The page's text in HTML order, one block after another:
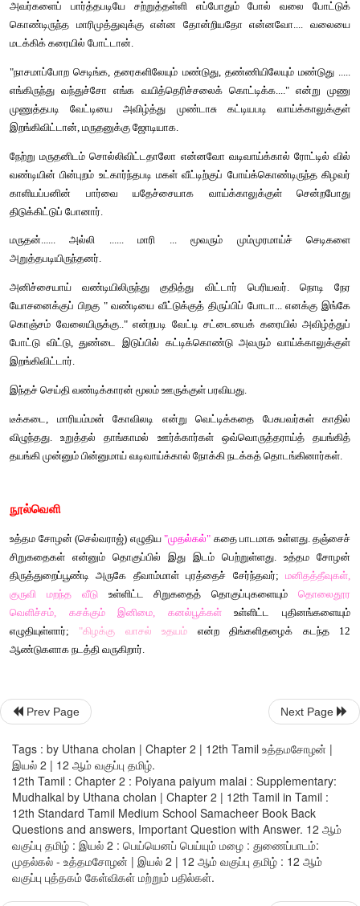
அத்தனை பேரும் அவன் சொன்னதை ஒப்புக்கொண்டார்கள்.
அதுவும் தள்ளிப்போட முடியாத அவசர வேலை.
மனமும் உடம்பும் சோர்ந்துபோய் வீடு திரும்பிய மருதனை
" என்னது. ஏன் என்னமோ மாதிரி இருக்கே மாமா. உடம்பு கிடம்பு
அவனது கழுத்து, முகமெல்லாம் தொட்டுப்பார்த்தாள்.
"ம்ஹூம்...... உடம்புக்கு ஒன்றுமில்லே ... மனசிலேதான் ஏதோ"
நொடிப்பொழுதில் புரிந்து கொண்ட அல்லி உள்ளே ஓடினாள்.
சுடுகஞ்சியில் இரண்டுகல் உப்பைப் போட்டுக் கலக்கி எடுத்து
" இதைக்குடி... சூடா இருக்கு."
குடித்தான். இதமாக இருந்தது.
பிறகு அவள் கேட்காமலேயே எல்லாவற்றையும்
கைவைத்தபடி உட்கார்ந்துவிட்டான்.
" ஏன் மாமா ... தெரியாமத்தான் கேக்குறேன்... நீ நட்டுப்
பாழாப் போயிடப் போவுதுன்னு இப்படிக் கன்னத்திலே கை
உக்காந்துகிட்டே ... இந்த ஊர்ல இருக்கிற மொத்தம் அறுபது
நமக்குன்னு ஒரு " சக்கரைக்குழி" நிலம் கூட இல்லே . எந்த
நமக்கென்ன... நமக்குன்னு சொந்தம் கொண்டாட
காலும்தான். இந்த ஊரு இல்லேன்னா ... இன்னொரு ஊரு...
...." ஆவேசமாய்க் கொட்டி முழக்கிவிட்டு உள்ளே போனாள்.
தண்ணீரையும் வைத்தாள்.
தட்டிலிருந்து கிளம்பிய சுடுசோற்றின் வாசம், காரமான
குழம்பின் நெடி, அவித்த முட்டையின் மணம் எதையும் அவன்
யந்திரமாய்ச் சாப்பிட்டான்; ஊமையாய்ப் படுத்துவிட்டான்.
இரவு முழுக்க அவனால் தூங்க முடியவில்லை . நீரில்
நெல் பயிர் அத்தனையும் "என்னைக் காப்பாத்து, என்னைக்
அவனைப் பார்த்துக் கெஞ்சிக் கொண்டிருந்தன.
Prev Page Next Page
Tags : by Uthana cholan | Chapter 2 | 12th Tamil உத்தமசோழன் |
இயல் 2 | 12 ஆம் வகுப்பு தமிழ்.
12th Tamil : Chapter 2 : Poiyana paiyum malai : Supplementary:
Mudhalkal by Uthana cholan | Chapter 2 | 12th Tamil in Tamil :
12th Standard Tamil Medium School Samacheer Book Back
Questions and answers, Important Question with Answer. 12 ஆம்
வகுப்பு தமிழ் : இயல் 2 : பெய்யெனப் பெய்யும் மழை : துணைப்பாடம்:
முதல்கல் - உத்தமசோழன் | இயல் 2 | 12 ஆம் வகுப்பு தமிழ் : 12 ஆம்
வகுப்பு புத்தகம் கேள்விகள் மற்றும் பதில்கள்.